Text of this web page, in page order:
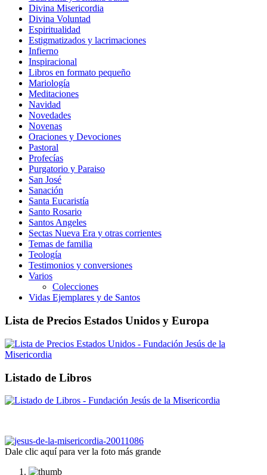
Divina Misericordia
Divina Voluntad
Espiritualidad
Estigmatizados y lacrimaciones
Infierno
Inspiracional
Libros en formato pequeño
Mariología
Meditaciones
Navidad
Novedades
Novenas
Oraciones y Devociones
Pastoral
Profecías
Purgatorio y Paraiso
San José
Sanación
Santa Eucaristía
Santo Rosario
Santos Angeles
Sectas Nueva Era y otras corrientes
Temas de familia
Teología
Testimonios y conversiones
Varios
Colecciones
Vidas Ejemplares y de Santos
Lista de Precios Estados Unidos y Europa
Listado de Libros
Dale clic aquí para ver la foto más grande